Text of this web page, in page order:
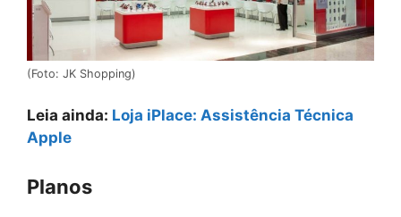
(Foto: JK Shopping)
Leia ainda: Loja iPlace: Assistência Técnica
Apple
Planos